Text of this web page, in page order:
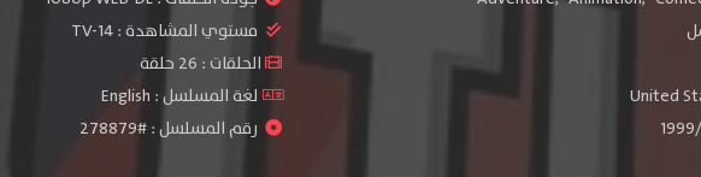
مستوي المشاهدة :TV-14
الحلقات : 26 حلقة
لغة المسلسل : English
رقم المسلسل : #278879